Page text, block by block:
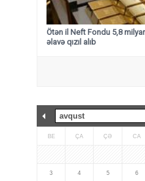
Ötən il Neft Fondu 5,8
əlavə qızıl alıb
BE ÇA ÇƏ CA
3 4 5 6